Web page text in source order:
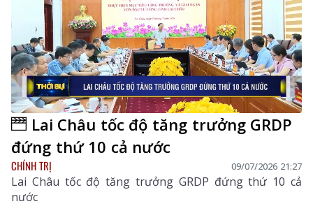
Lai Châu tốc độ tăng trưởng GRDP
đứng thứ 10 cả nước
CHÍNH TRỊ 09/07/2026 21:27
Lai Châu tốc độ tăng trưởng GRDP đứng thứ 10 cả
nước